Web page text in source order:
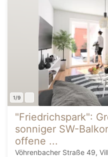
1/9
"Friedrichspark":
sonniger SW-
offene ...
Vöhrenbacher Straße 49,